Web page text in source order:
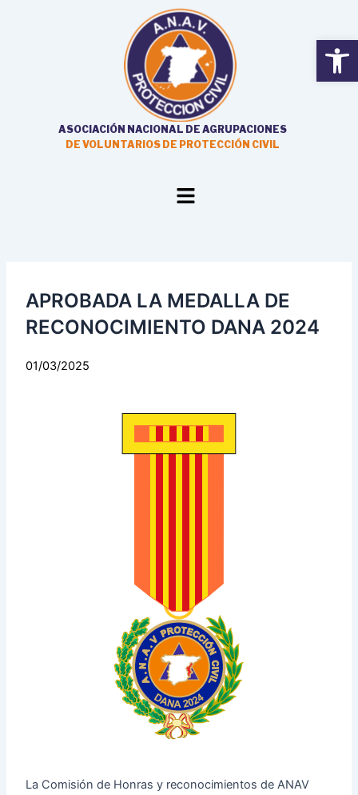
ASOCIACIÓN NACIONAL DE AGRUPACIONES
DE VOLUNTARIOS DE PROTECCIÓN CIVIL
Main
APROBADA LA MEDALLA DE
RECONOCIMIENTO DANA 2024
01/03/2025
La Comisión de Honras y reconocimientos de ANAV